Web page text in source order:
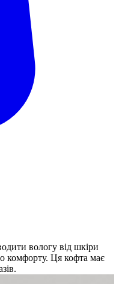
вологу від шкіри
комфорту. Ця кофта має